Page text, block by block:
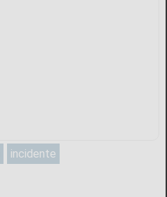
incidente